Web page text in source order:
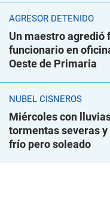
AGRESOR DETENIDO
Un maestro agredió
funcionario en
Oeste de Primaria
NUBEL CISNEROS
Miércoles con
tormentas severas
frío pero soleado